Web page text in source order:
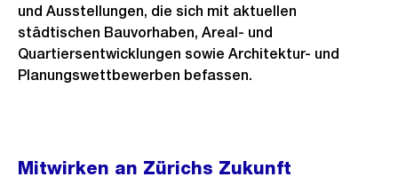
und Ausstellungen, die sich mit aktuellen
städtischen Bauvorhaben, Areal- und
Quartiersentwicklungen sowie Architektur- und
Planungswettbewerben befassen.
Mitwirken an Zürichs Zukunft